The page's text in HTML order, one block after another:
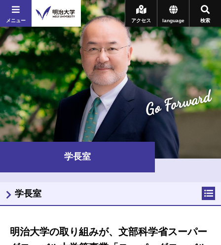
メニュー 検索
language
アクセス
Go Forward
学長室
明治大学の取り組みが、文部科学省スーパー
学長室